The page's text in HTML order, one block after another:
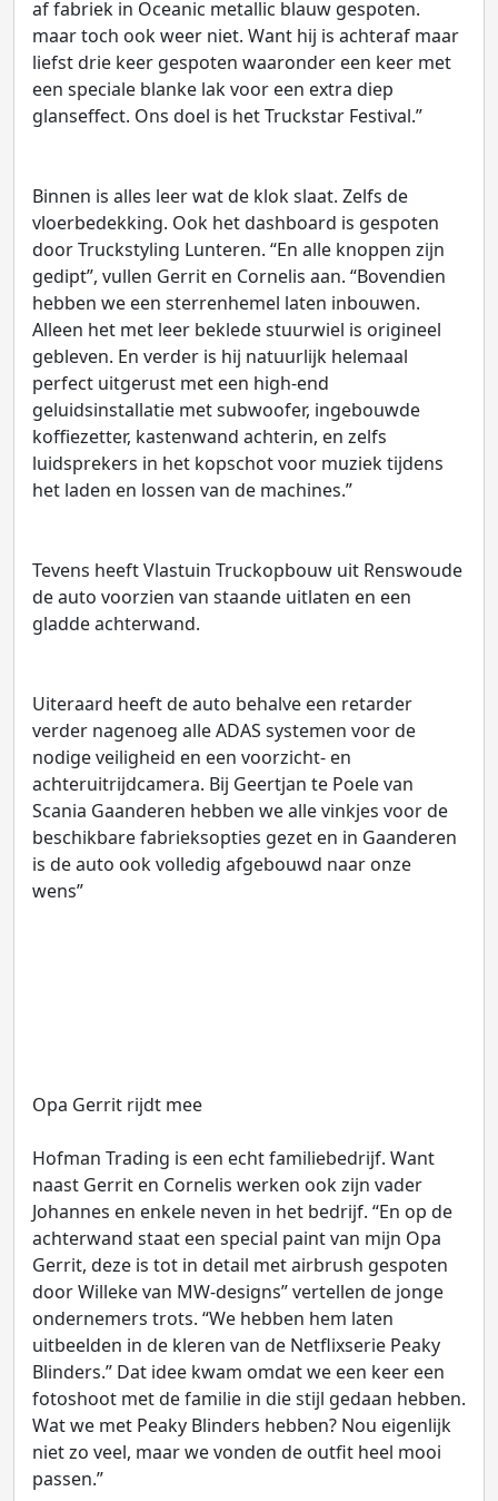
af fabriek in Oceanic metallic blauw gespoten.
maar toch ook weer niet. Want hij is achteraf maar
liefst drie keer gespoten waaronder een keer met
een speciale blanke lak voor een extra diep
glanseffect. Ons doel is het Truckstar Festival.”
Binnen is alles leer wat de klok slaat. Zelfs de
vloerbedekking. Ook het dashboard is gespoten
door Truckstyling Lunteren. “En alle knoppen zijn
gedipt”, vullen Gerrit en Cornelis aan. “Bovendien
hebben we een sterrenhemel laten inbouwen.
Alleen het met leer beklede stuurwiel is origineel
gebleven. En verder is hij natuurlijk helemaal
perfect uitgerust met een high-end
geluidsinstallatie met subwoofer, ingebouwde
koffiezetter, kastenwand achterin, en zelfs
luidsprekers in het kopschot voor muziek tijdens
het laden en lossen van de machines.”
Tevens heeft Vlastuin Truckopbouw uit Renswoude
de auto voorzien van staande uitlaten en een
gladde achterwand.
Uiteraard heeft de auto behalve een retarder
verder nagenoeg alle ADAS systemen voor de
nodige veiligheid en een voorzicht- en
achteruitrijdcamera. Bij Geertjan te Poele van
Scania Gaanderen hebben we alle vinkjes voor de
beschikbare fabrieksopties gezet en in Gaanderen
is de auto ook volledig afgebouwd naar onze
wens”
Opa Gerrit rijdt mee
Hofman Trading is een echt familiebedrijf. Want
naast Gerrit en Cornelis werken ook zijn vader
Johannes en enkele neven in het bedrijf. “En op de
achterwand staat een special paint van mijn Opa
Gerrit, deze is tot in detail met airbrush gespoten
door Willeke van MW-designs” vertellen de jonge
ondernemers trots. “We hebben hem laten
uitbeelden in de kleren van de Netflixserie Peaky
Blinders.” Dat idee kwam omdat we een keer een
fotoshoot met de familie in die stijl gedaan hebben.
Wat we met Peaky Blinders hebben? Nou eigenlijk
niet zo veel, maar we vonden de outfit heel mooi
passen.”